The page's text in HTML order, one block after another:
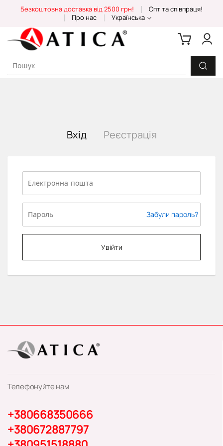
Content
Безкоштовна доставка від 2500 грн!
Опт та співпраця!
Про нас
Українська
Вхід Реєстрація
Забули пароль?
Увійти
Телефонуйте нам
+380668350666
+380672887797